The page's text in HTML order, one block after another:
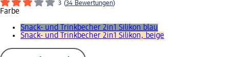
3 (34 Bewertungen)
Farbe
Snack- und Trinkbecher 2in1 Silikon blau
Snack- und Trinkbecher 2in1 Silikon, beige